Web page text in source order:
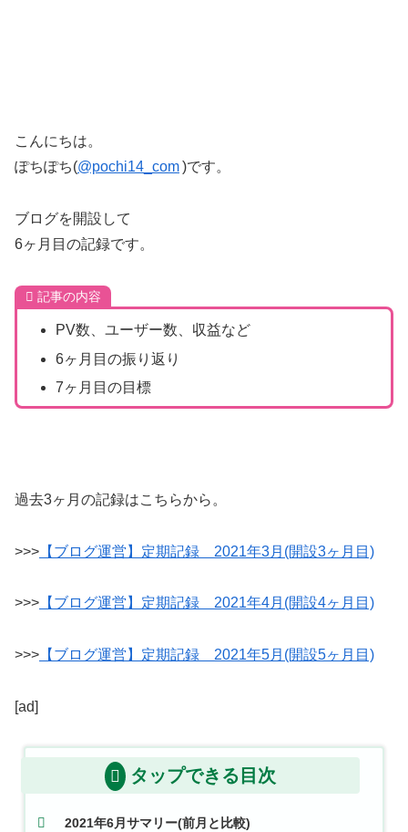
こんにちは。
ぽちぽち(@pochi14_com)です。
ブログを開設して
6ヶ月目の記録です。
記事の内容
PV数、ユーザー数、収益など
6ヶ月目の振り返り
7ヶ月目の目標
過去3ヶ月の記録はこちらから。
>>> 【ブログ運営】定期記録 2021年3月(開設3ヶ月目)
>>> 【ブログ運営】定期記録 2021年4月(開設4ヶ月目)
>>> 【ブログ運営】定期記録 2021年5月(開設5ヶ月目)
[ad]
タップできる目次
2021年6月サマリー(前月と比較)